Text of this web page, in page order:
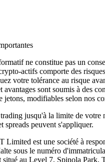
ne constitue pas un
actifs comporte des
votre tolérance au risque
avantages sont soumis à des
jetons, modifiables selon nos
jusqu'à la limite de votre
spreads peuvent s'appliquer.
est une société à
sous le numéro
situé au Level 7, Spinola